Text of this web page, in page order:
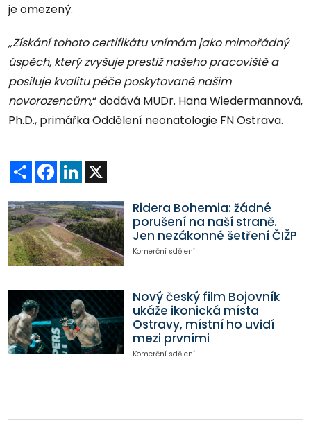
je omezený.
„Získání tohoto certifikátu vnímám jako mimořádný
úspěch, který zvyšuje prestiž našeho pracoviště a
posiluje kvalitu péče poskytované našim
novorozencům,“ dodává MUDr. Hana Wiedermannová,
Ph.D., primářka Oddělení neonatologie FN Ostrava.
Sdílet Facebook
LinkedIn
Ridera Bohemia: žádné
porušení na naší straně.
Jen nezákonné šetření ČIŽP
Komerční sdělení
Nový český film Bojovník
ukáže ikonická místa
Ostravy, místní ho uvidí
mezi prvními
Komerční sdělení